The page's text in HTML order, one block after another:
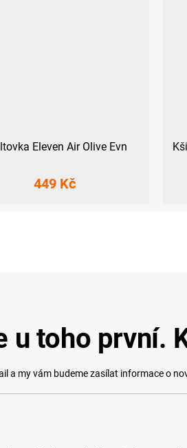
Eleven Air Olive Evn
449 Kč
u toho první.
a my vám budeme zasílat informace o